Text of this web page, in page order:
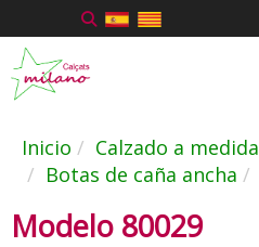
Inicio
Calzado a medida
Botas de caña ancha
Modelo 80029